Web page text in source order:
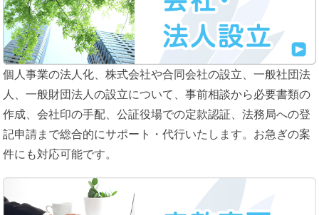
個人事業の法人化、株式会社や合同会社の設立、一般社団法
人、一般財団法人の設立について、事前相談から必要書類の
作成、会社印の手配、公証役場での定款認証、法務局への登
記申請まで総合的にサポート・代行いたします。お急ぎの案
件にも対応可能です。